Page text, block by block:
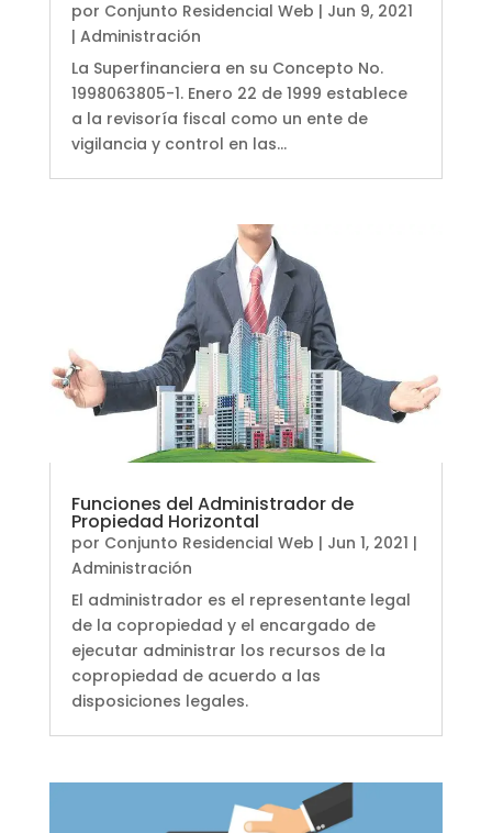
por Conjunto Residencial Web | Jun 9, 2021
| Administración
La Superfinanciera en su Concepto No.
1998063805-1. Enero 22 de 1999 establece
a la revisoría fiscal como un ente de
vigilancia y control en las...
Funciones del Administrador de
Propiedad Horizontal
por Conjunto Residencial Web | Jun 1, 2021 |
Administración
El administrador es el representante legal
de la copropiedad y el encargado de
ejecutar administrar los recursos de la
copropiedad de acuerdo a las
disposiciones legales.